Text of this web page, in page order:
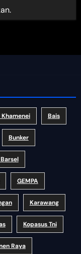
Bais
Bunker
Barsel
GEMPA
Karawang
Kopasus Tni
Raya